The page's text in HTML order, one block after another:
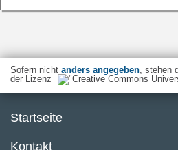
Sofern nicht anders angegeben, stehen
der Lizenz
Startseite
Kontakt